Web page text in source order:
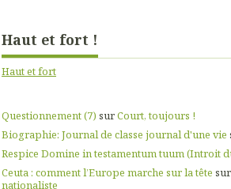
Haut et fort !
Haut et fort
Questionnement (7) surCourt, toujours !
Biographie: Journal de classe journal d'une vie
Respice Domine in testamentum tuum (Introit
Ceuta : comment l’Europe marche sur la tête sur
nationaliste